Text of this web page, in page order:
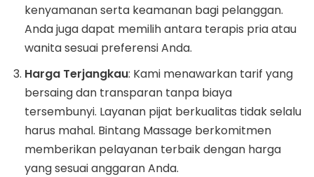
kenyamanan serta keamanan bagi pelanggan.
Anda juga dapat memilih antara terapis pria atau
wanita sesuai preferensi Anda.
Harga Terjangkau: Kami menawarkan tarif yang
bersaing dan transparan tanpa biaya
tersembunyi. Layanan pijat berkualitas tidak selalu
harus mahal. Bintang Massage berkomitmen
memberikan pelayanan terbaik dengan harga
yang sesuai anggaran Anda.